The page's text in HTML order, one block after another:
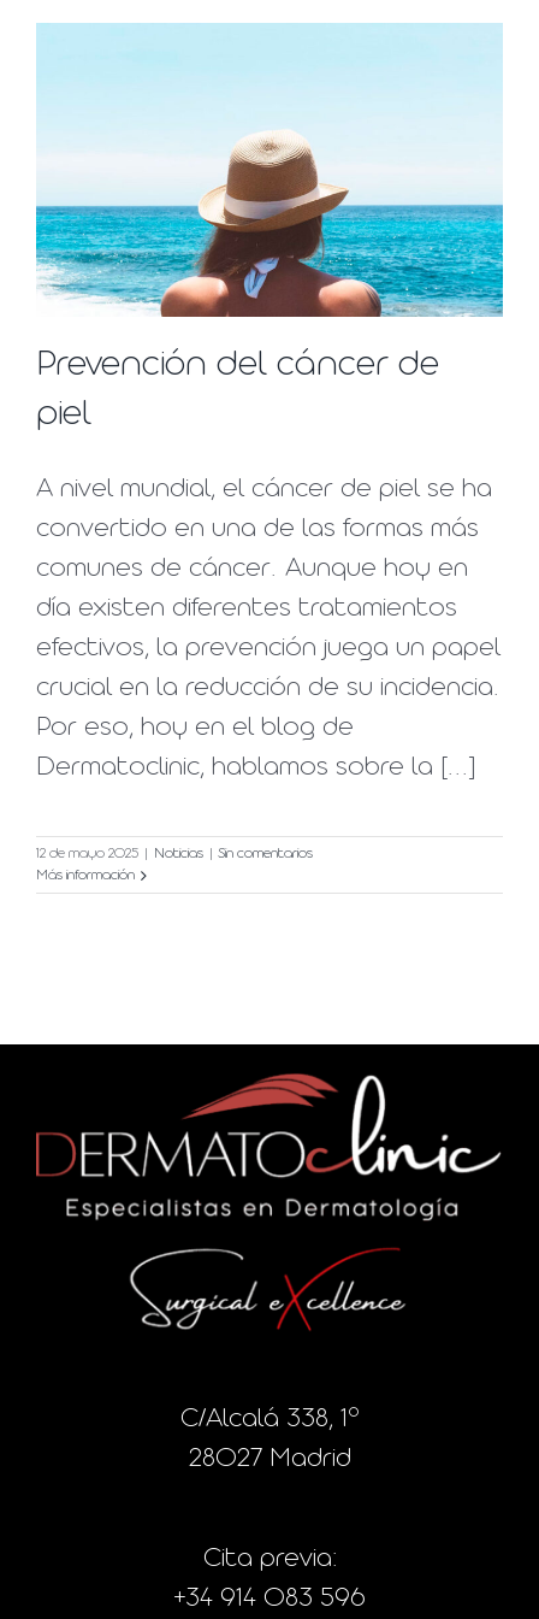
Prevención del cáncer de
piel
A nivel mundial, el cáncer de piel se ha
convertido en una de las formas más
comunes de cáncer. Aunque hoy en
día existen diferentes tratamientos
efectivos, la prevención juega un papel
crucial en la reducción de su incidencia.
Por eso, hoy en el blog de
Dermatoclinic, hablamos sobre la [...]
12 de mayo 2025 Noticias
Sin comentarios
Más información
C/Alcalá 338, 1º
28027 Madrid
Cita previa:
+34 914 083 596